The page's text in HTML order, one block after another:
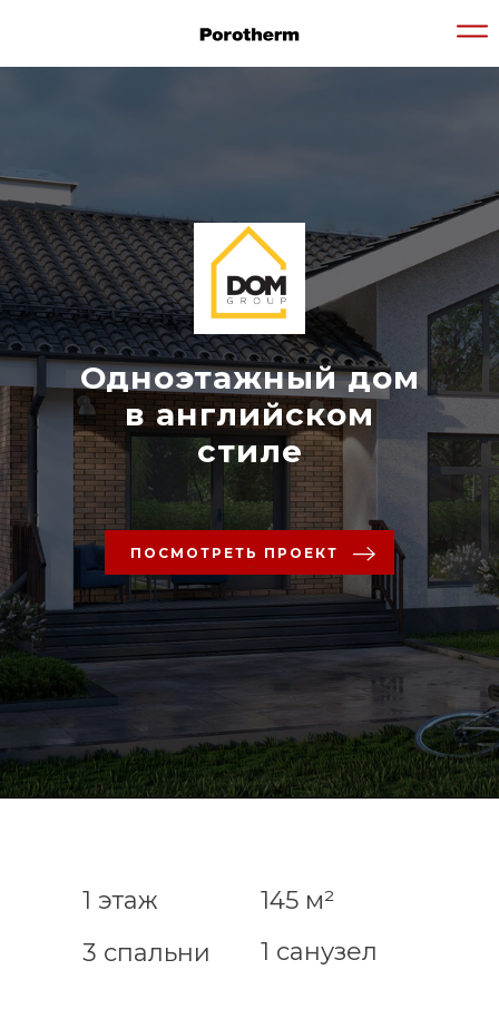
Одноэтажный дом
в английском
стиле
ПОСМОТРЕТЬ ПРОЕКТ
1 этаж
145 м²
3 спальни
1 санузел